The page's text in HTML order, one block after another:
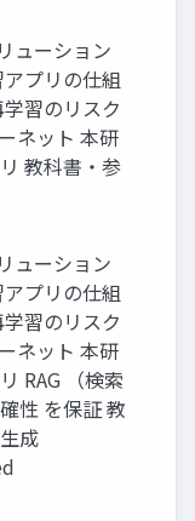
ューション
プリの仕組
習のリスク
ネット 本研
教科書・参
ューション
プリの仕組
習のリスク
ネット 本研
RAG （検索
性 を保証 教
成